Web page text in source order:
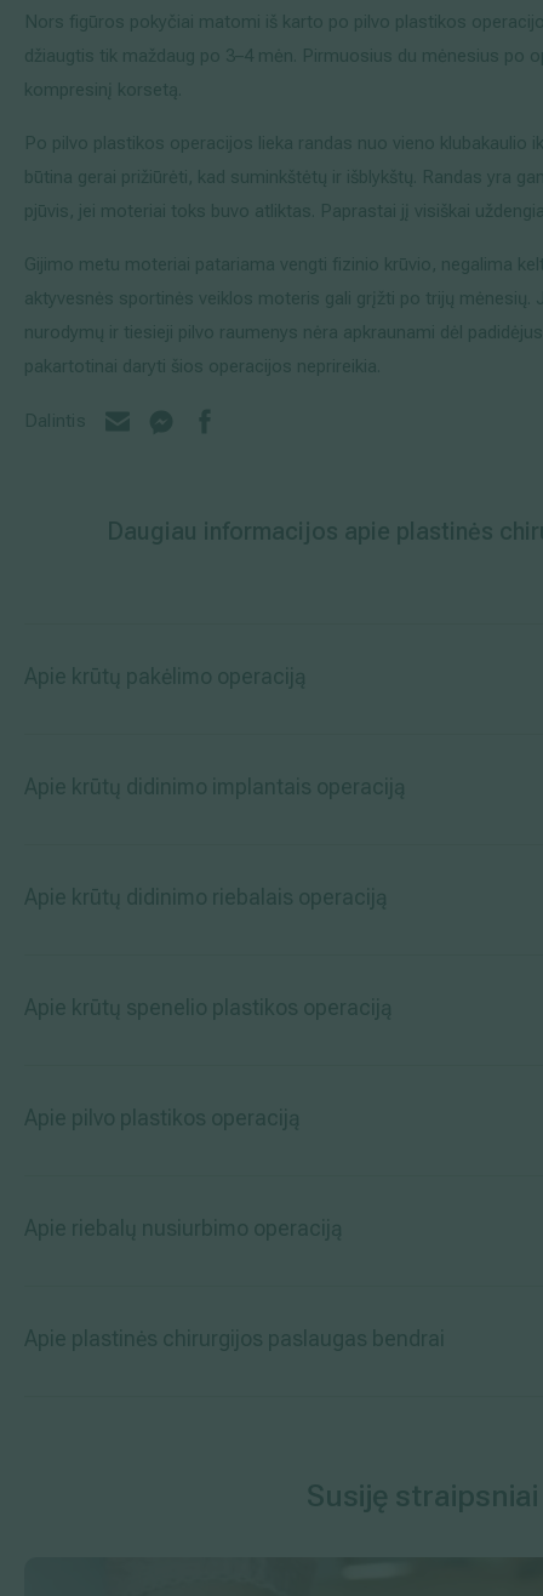
Nors figūros pokyčiai matomi iš karto po pilvo plastikos
džiaugtis tik maždaug po 3–4 mėn. Pirmuosius du mėnesius po
kompresinį korsetą.
Po pilvo plastikos operacijos lieka randas nuo vieno klubakaulio
būtina gerai prižiūrėti, kad suminkštėtų ir išblykštų. Randas yra
pjūvis, jei moteriai toks buvo atliktas. Paprastai jį visiškai
Gijimo metu moteriai patariama vengti fizinio krūvio, negalima
aktyvesnės sportinės veiklos moteris gali grįžti po trijų mėnesių.
nurodymų ir tiesieji pilvo raumenys nėra apkraunami dėl
pakartotinai daryti šios operacijos neprireikia.
Dalintis
Daugiau informacijos apie plastinės
Apie krūtų pakėlimo operaciją
Apie krūtų didinimo implantais operaciją
Apie krūtų didinimo riebalais operaciją
Apie krūtų spenelio plastikos operaciją
Apie pilvo plastikos operaciją
Apie riebalų nusiurbimo operaciją
Apie plastinės chirurgijos paslaugas bendrai
Susiję straipsniai